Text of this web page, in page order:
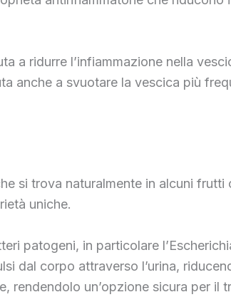
a ridurre l’infiammazione nella
anche a svuotare la vescica più
si trova naturalmente in alcuni
uniche.
patogeni, in particolare
dal corpo attraverso l’urina,
rendendolo un’opzione sicura per il